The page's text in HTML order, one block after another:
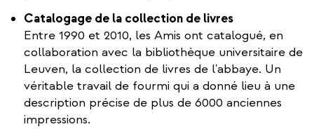
Catalogage de la collection de livres
Entre 1990 et 2010, les Amis ont catalogué, en
collaboration avec la bibliothèque universitaire de
Leuven, la collection de livres de l'abbaye. Un
véritable travail de fourmi qui a donné lieu à une
description précise de plus de 6000 anciennes
impressions.